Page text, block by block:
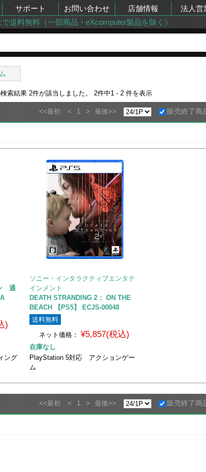
サポート お問い合わせ 店舗情報 法人営
送料無料（一部商品・eXcomputer製品を除く）
検索結果 2件が該当しました。 2件中1 - 2 件を表示
<<最初 < 1 > 最後>> 販売終了商
通
)
ング
ソニー・インタラクティブエンタテ
インメント
DEATH STRANDING 2： ON THE
BEACH 【PS5】 ECJS-00048
送料無料
ネット価格： ¥5,857(税込)
在庫なし
PlayStation 5対応 アクションゲー
ム
<<最初 < 1 > 最後>> 販売終了商